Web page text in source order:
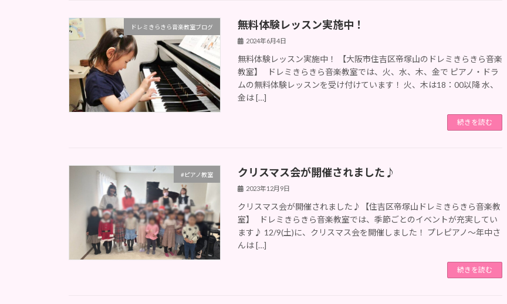
ドレミきらきら音楽教室ブログ 無料体験レッスン実施中！
2024年6月4日
無料体験レッスン実施中！ 【大阪市住吉区帝塚山のドレミきらきら音楽
教室】 ドレミきらきら音楽教室では、火、水、木、金で ピアノ・ドラ
ムの無料体験レッスンを受け付けています！ 火、木は18：00以降 水、
金は […]
続きを読む
#ピアノ教室 クリスマス会が開催されました♪
2023年12月9日
クリスマス会が開催されました♪【住吉区帝塚山ドレミきらきら音楽教
室】 ドレミきらきら音楽教室では、季節ごとのイベントが充実してい
ます♪ 12/9(土)に、クリスマス会を開催しました！ プレピアノ～年中さ
んは […]
続きを読む